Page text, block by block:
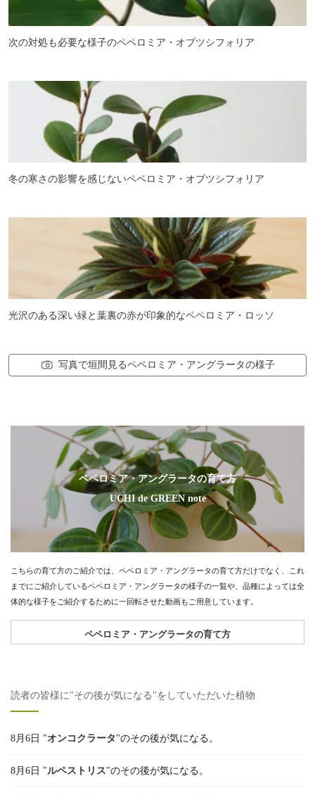
次の対処も必要な様子のペペロミア・オブツシフォリア
冬の寒さの影響を感じないペペロミア・オブツシフォリア
光沢のある深い緑と葉裏の赤が印象的なペペロミア・ロッソ
写真で垣間見るペペロミア・アングラータの様子
ペペロミア・アングラータの育て方
UCHI de GREEN note
こちらの育て方のご紹介では、ペペロミア・アングラータの育て方だけでなく、これ
までにご紹介しているペペロミア・アングラータの様子の一覧や、品種によっては全
体的な様子をご紹介するために一回転させた動画もご用意しています。
ペペロミア・アングラータの育て方
読者の皆様に"その後が気になる"をしていただいた植物
8月6日 "オンコクラータ "のその後が気になる。
8月6日 "ルペストリス"のその後が気になる。